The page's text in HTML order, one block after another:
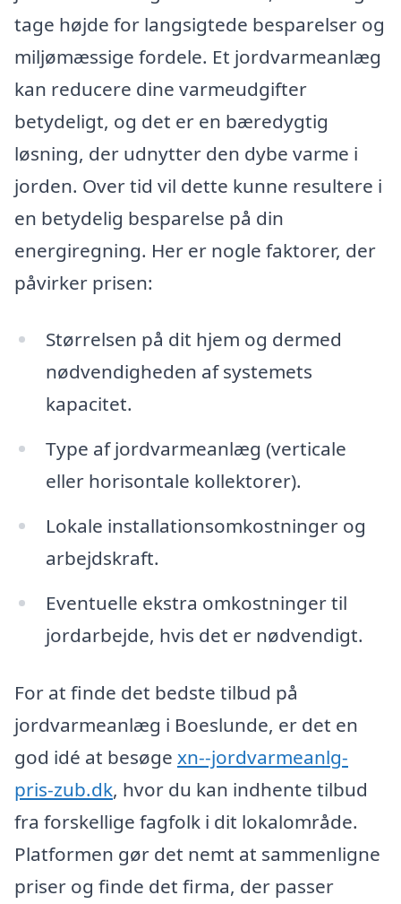
tage højde for langsigtede besparelser og
miljømæssige fordele. Et jordvarmeanlæg
kan reducere dine varmeudgifter
betydeligt, og det er en bæredygtig
løsning, der udnytter den dybe varme i
jorden. Over tid vil dette kunne resultere i
en betydelig besparelse på din
energiregning. Her er nogle faktorer, der
påvirker prisen:
Størrelsen på dit hjem og dermed
nødvendigheden af systemets
kapacitet.
Type af jordvarmeanlæg (verticale
eller horisontale kollektorer).
Lokale installationsomkostninger og
arbejdskraft.
Eventuelle ekstra omkostninger til
jordarbejde, hvis det er nødvendigt.
For at finde det bedste tilbud på
jordvarmeanlæg i Boeslunde, er det en
god idé at besøge xn--jordvarmeanlg-
pris-zub.dk, hvor du kan indhente tilbud
fra forskellige fagfolk i dit lokalområde.
Platformen gør det nemt at sammenligne
priser og finde det firma, der passer